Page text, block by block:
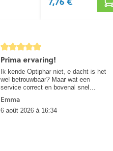
Évaluation avec une note de 5 sur
Prima ervaring!
Ik kende Optiphar niet, e dacht is het
wel betrouwbaar? Maar wat een
service correct en bovenal snel
Emma
6 août 2026 à 16:34